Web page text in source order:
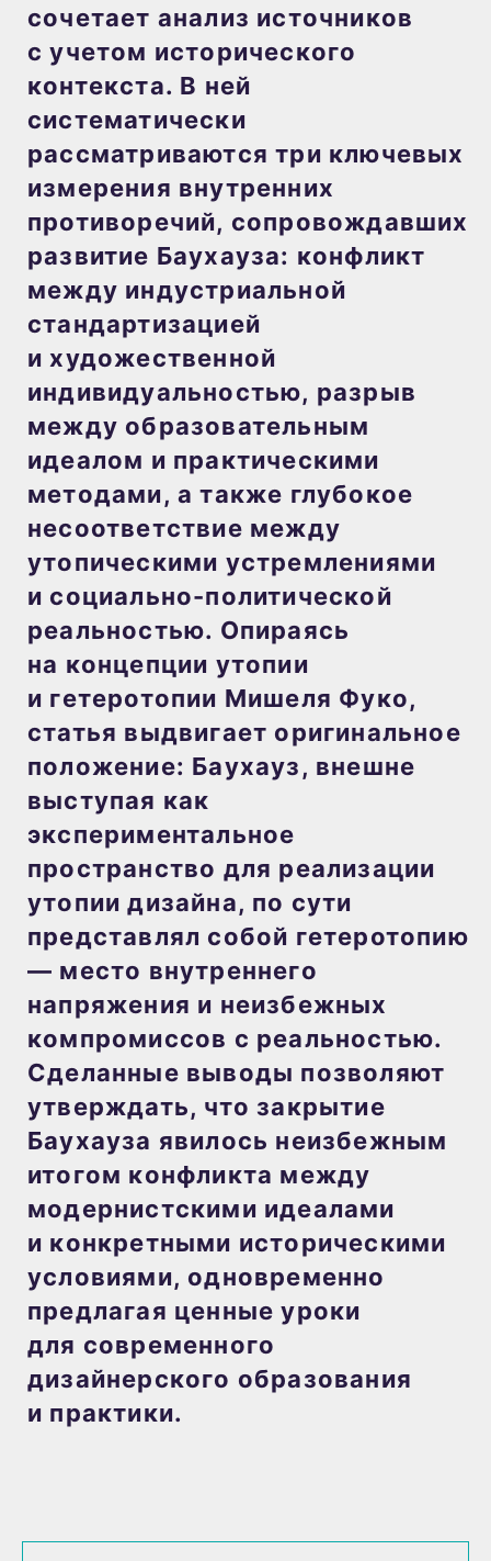
сочетает анализ источников
с учетом исторического
контекста. В ней
систематически
рассматриваются три ключевых
измерения внутренних
противоречий, сопровождавших
развитие Баухауза: конфликт
между индустриальной
стандартизацией
и художественной
индивидуальностью, разрыв
между образовательным
идеалом и практическими
методами, а также глубокое
несоответствие между
утопическими устремлениями
и социально-политической
реальностью. Опираясь
на концепции утопии
и гетеротопии Мишеля Фуко,
статья выдвигает оригинальное
положение: Баухауз, внешне
выступая как
экспериментальное
пространство для реализации
утопии дизайна, по сути
представлял собой гетеротопию
— место внутреннего
напряжения и неизбежных
компромиссов с реальностью.
Сделанные выводы позволяют
утверждать, что закрытие
Баухауза явилось неизбежным
итогом конфликта между
модернистскими идеалами
и конкретными историческими
условиями, одновременно
предлагая ценные уроки
для современного
дизайнерского образования
и практики.